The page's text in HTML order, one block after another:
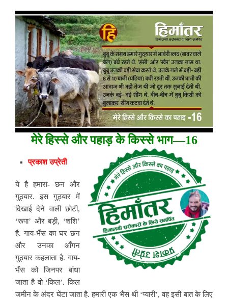
मेरे हिस्से और पहाड़ के किस्से भाग—16
प्रकाश उप्रेती
ये है हमारा- छन और
गुठ्यार. इस गुठ्यार में
दिखाई देने वाली छोटी,
‘रूपा’ और बड़ी, ‘शशि’
है. गाय-भैंस का घर छन
और उनका आँगन
गुठ्यार कहलाता है. गाय-
भैंस को जिनपर बांधा
जाता है वो ‘किल’. किल
जमीन के अंदर घेंटा जाता है. हमारी एक भैंस थी ‘प्यारी’, वह इसी बात के लिए